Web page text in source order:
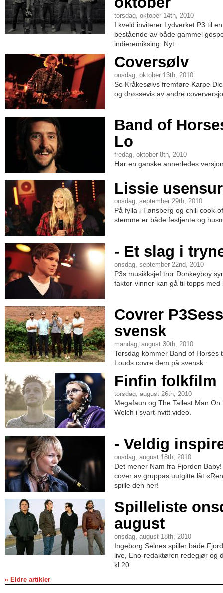
torsdag, oktober 14th, 2010
I kveld inviterer Lydverket P3 til
bestående av både gammel
indieremiksing. Nyt.
Coversølv
onsdag, oktober 13th, 2010
Se Kråkesølvs fremføre Karpe
og drøssevis av andre
Band of
Lo
fredag, oktober 8th, 2010
Hør en ganske annerledes
Lissie
onsdag, september 29th, 2010
På fylla i Tønsberg og chili cook-
stemme er både festjente og
- Et slag i
onsdag, september 22nd, 2010
P3s musikksjef tror Donkeyboy
faktor-vinner kan gå til topps med
Covrer
svensk
mandag, august 30th, 2010
Torsdag kommer Band of Horses
Louds covre dem på svensk.
Finfin folkfilm
torsdag, august 26th, 2010
Megafaun og The Tallest Man
Welch i svart-hvitt video.
- Veldig
onsdag, august 18th, 2010
Det mener Nam fra Fjorden
cover av gruppas uutgitte låt
spille den her!
Spilleliste
august
onsdag, august 18th, 2010
Ingeborg Selnes spiller både
live, Eno-redaktøren redegjør og
kl 20.
« Eldre artikler